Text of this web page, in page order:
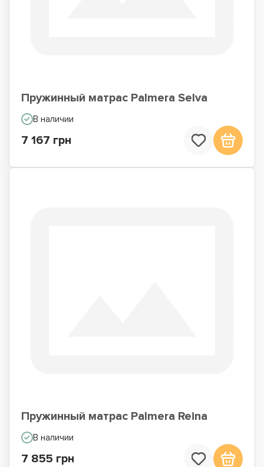
Пружинный матрас Palmera Selva
В наличии
7 167 грн
Пружинный матрас Palmera Reina
В наличии
7 855 грн